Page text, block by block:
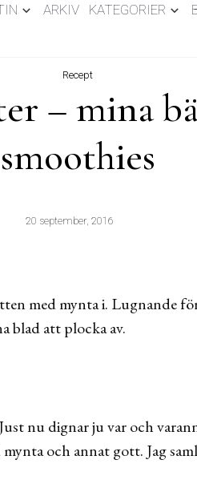
ARKIV KATEGORIER
Recept
– mina
smoothies
20 september, 2016
med mynta i. Lugnande
blad att plocka av.
nu dignar ju var och
och annat gott. Jag